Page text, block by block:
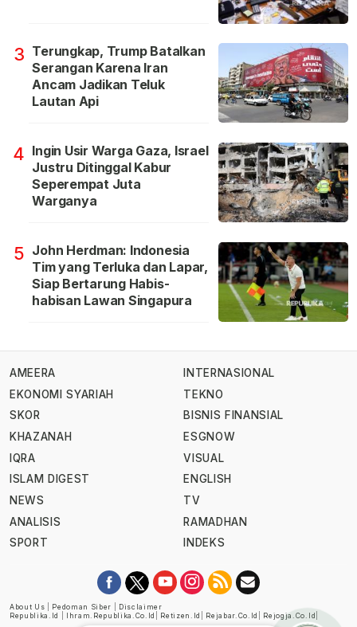
3 Terungkap, Trump Batalkan
Serangan Karena Iran
Ancam Jadikan Teluk
Lautan Api
4 Ingin Usir Warga Gaza, Israel
Justru Ditinggal Kabur
Seperempat Juta
Warganya
5 John Herdman: Indonesia
Tim yang Terluka dan Lapar,
Siap Bertarung Habis-
habisan Lawan Singapura
AMEERA
EKONOMI SYARIAH
SKOR
KHAZANAH
IQRA
ISLAM DIGEST
NEWS
ANALISIS
SPORT
INTERNASIONAL
TEKNO
BISNIS FINANSIAL
ESGNOW
VISUAL
ENGLISH
TV
RAMADHAN
INDEKS
About Us Pedoman Siber
Disclaimer
Republika.id
Ihram.republika.co.id Retizen.id Rejabar.co.id Rejogja.co.id